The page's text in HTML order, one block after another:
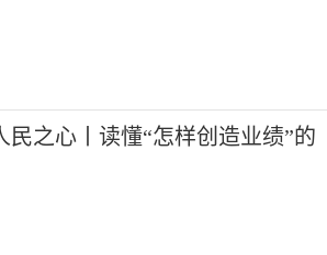
民之心丨读懂“怎样创造业绩”的